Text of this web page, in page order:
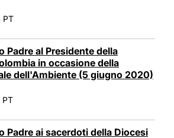
PT
Padre al Presidente della
in occasione della
dell'Ambiente (5 giugno 2020)
PT
Padre ai sacerdoti della Diocesi